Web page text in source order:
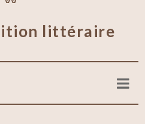
littéraire